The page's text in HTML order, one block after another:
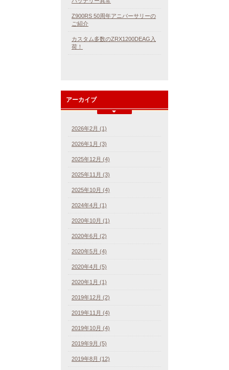
Z900RS 50周年アニバーサリーの
ご紹介
カスタム多数のZRX1200DEAG入
荷！
アーカイブ
2026年2月 (1)
2026年1月 (3)
2025年12月 (4)
2025年11月 (3)
2025年10月 (4)
2024年4月 (1)
2020年10月 (1)
2020年6月 (2)
2020年5月 (4)
2020年4月 (5)
2020年1月 (1)
2019年12月 (2)
2019年11月 (4)
2019年10月 (4)
2019年9月 (5)
2019年8月 (12)